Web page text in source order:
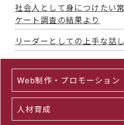
社会人として身につけたい
ケート調査の結果より
リーダーとしての上手な話
Web制作・プロモーション
人材育成